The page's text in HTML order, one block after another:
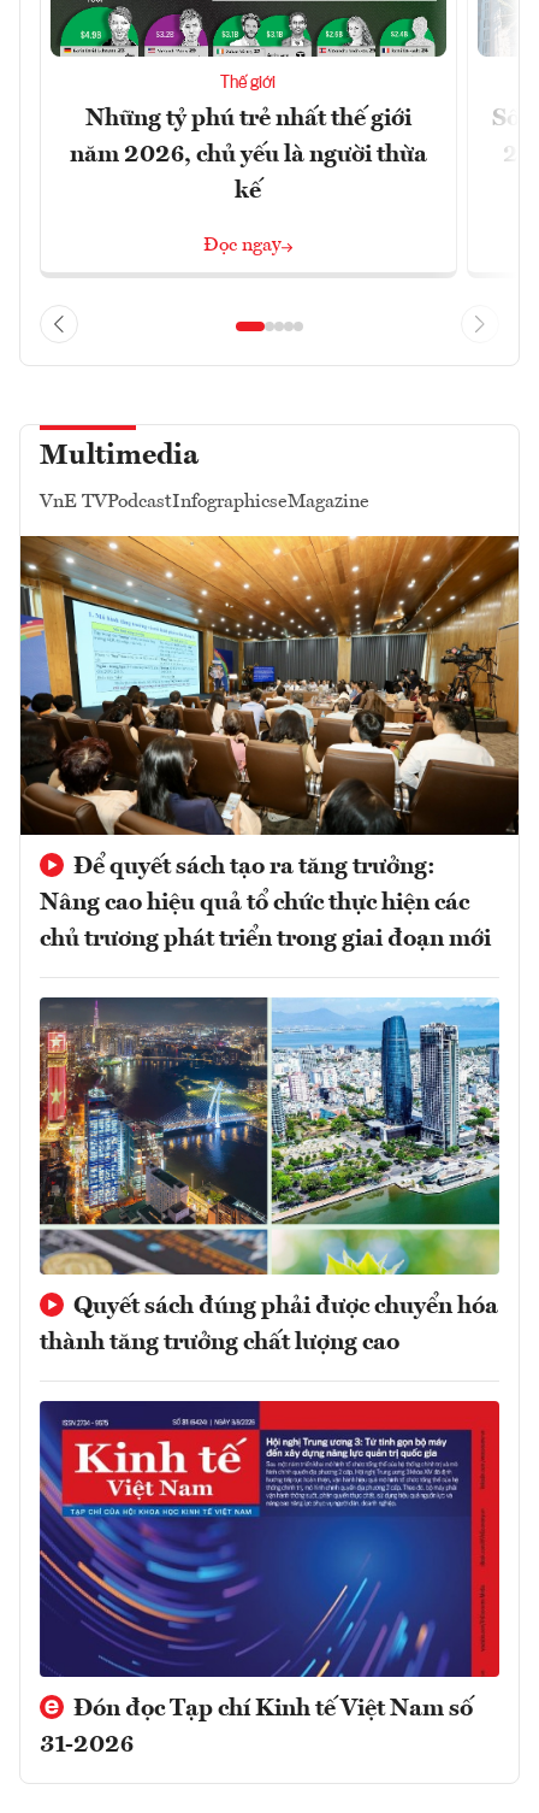
Thế giới
Những tỷ phú trẻ nhất thế giới
năm 2026, chủ yếu là người thừa
kế
Đọc ngay
Số
Multimedia
VnE TVPodcastInfographicseMagazine
Để quyết sách tạo ra tăng trưởng:
Nâng cao hiệu quả tổ chức thực hiện các
chủ trương phát triển trong giai đoạn mới
Quyết sách đúng phải được chuyển hóa
thành tăng trưởng chất lượng cao
Đón đọc Tạp chí Kinh tế Việt Nam số
31-2026